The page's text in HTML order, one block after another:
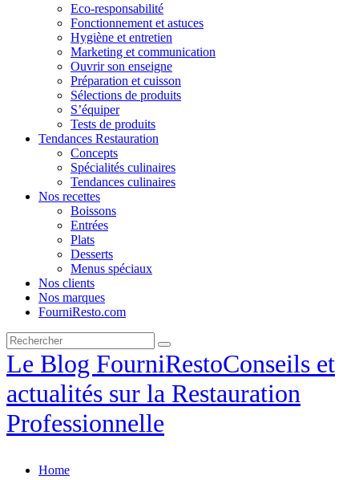
Eco-responsabilité
Fonctionnement et astuces
Hygiène et entretien
Marketing et communication
Ouvrir son enseigne
Préparation et cuisson
Sélections de produits
S’équiper
Tests de produits
Tendances Restauration
Concepts
Spécialités culinaires
Tendances culinaires
Nos recettes
Boissons
Entrées
Plats
Desserts
Menus spéciaux
Nos clients
Nos marques
FourniResto.com
Le Blog FourniRestoConseils et
actualités sur la Restauration
Professionnelle
Home